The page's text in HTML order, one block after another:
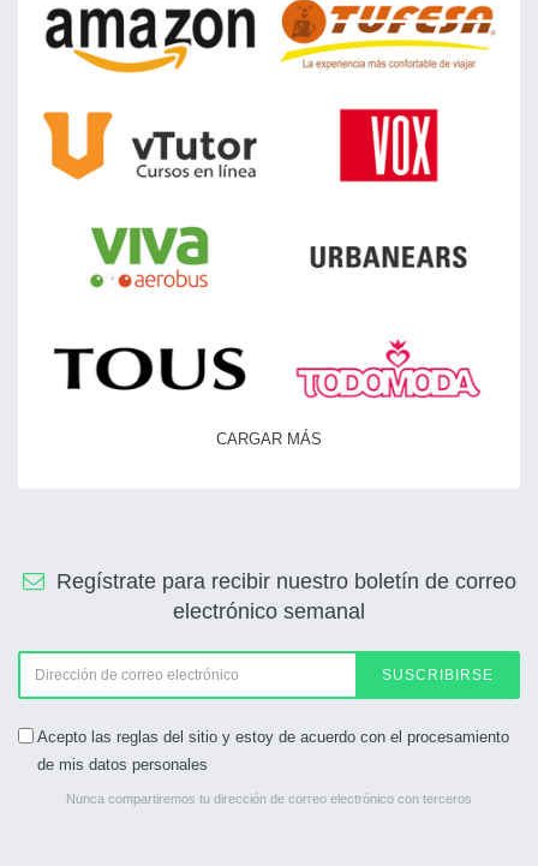
CARGAR MÁS
Regístrate para recibir nuestro boletín de correo
electrónico semanal
SUSCRIBIRSE
Acepto las reglas del sitio y estoy de acuerdo con el procesamiento
de mis datos personales
Nunca compartiremos tu dirección de correo electrónico con terceros